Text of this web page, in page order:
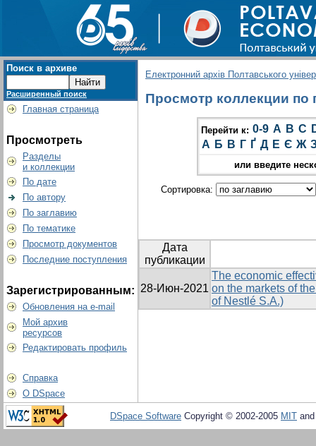
Поиск в архиве
Расширенный поиск
Главная страница
Просмотреть
Разделы
и коллекции
По дате
По автору
По заглавию
По тематике
Просмотр документов
Последние поступления
Зарегистрированным:
Обновления на e-mail
Мой архив
ресурсов
Редактировать профиль
Справка
О DSpace
Електронний архів Полтавського
Просмотр коллекции по
Перейти к: 0-9 A B C
А Б В Г Ґ Д Е Є Ж
или введите
Сортировка:
Дата
публикации
28-Июн-2021
The economic
on the markets of
of Nestlé S.A.)
DSpace Software Copyright © 2002-2005 MIT